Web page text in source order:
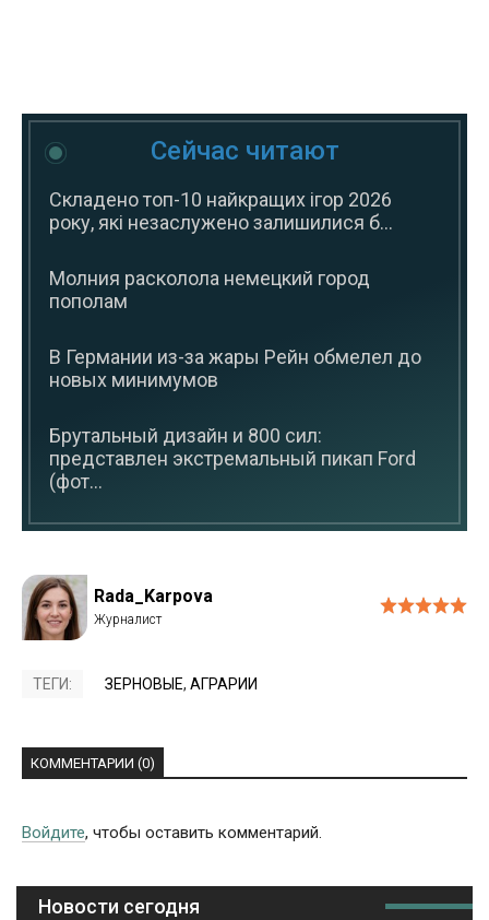
Сейчас читают
Складено топ-10 найкращих ігор 2026
року, які незаслужено залишилися б...
Молния расколола немецкий город
пополам
В Германии из-за жары Рейн обмелел до
новых минимумов
Брутальный дизайн и 800 сил:
представлен экстремальный пикап Ford
(фот...
Rada_Karpova
ТЕГИ: ЗЕРНОВЫЕ, АГРАРИИ
КОММЕНТАРИИ (0)
Войдите, чтобы оставить комментарий.
Новости сегодня